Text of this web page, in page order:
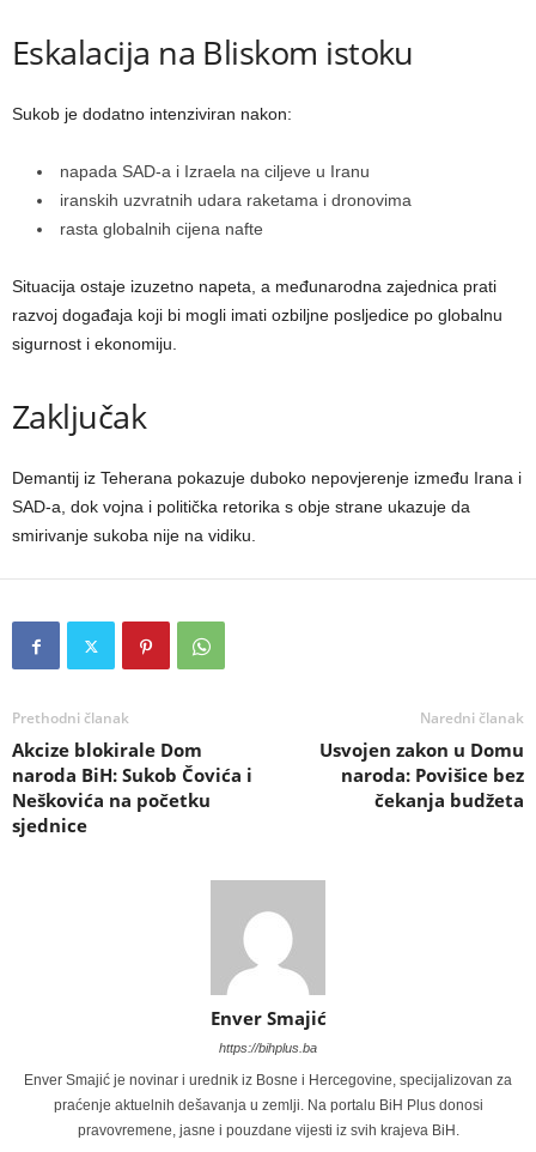
Eskalacija na Bliskom istoku
Sukob je dodatno intenziviran nakon:
napada SAD-a i Izraela na ciljeve u Iranu
iranskih uzvratnih udara raketama i dronovima
rasta globalnih cijena nafte
Situacija ostaje izuzetno napeta, a međunarodna zajednica prati
razvoj događaja koji bi mogli imati ozbiljne posljedice po globalnu
sigurnost i ekonomiju.
Zaključak
Demantij iz Teherana pokazuje duboko nepovjerenje između Irana i
SAD-a, dok vojna i politička retorika s obje strane ukazuje da
smirivanje sukoba nije na vidiku.
Prethodni članak
Akcize blokirale Dom
naroda BiH: Sukob Čovića i
Neškovića na početku
sjednice
Naredni članak
Usvojen zakon u Domu
naroda: Povišice bez
čekanja budžeta
Enver Smajić
https://bihplus.ba
Enver Smajić je novinar i urednik iz Bosne i Hercegovine, specijalizovan za
praćenje aktuelnih dešavanja u zemlji. Na portalu BiH Plus donosi
pravovremene, jasne i pouzdane vijesti iz svih krajeva BiH.